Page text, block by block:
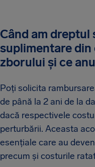
Când am
suplimentare
zborului și ce
Poți solicita
de până la 2 ani de la
dacă respectivele
perturbării. Aceasta
esențiale care au
precum și costurile